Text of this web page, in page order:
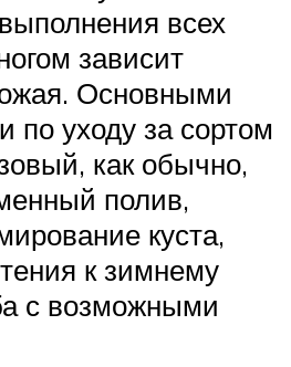
всех
зависит
Основными
по уходу за сортом
как обычно,
полив,
куста,
к зимнему
с возможными